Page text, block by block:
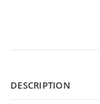
DESCRIPTION